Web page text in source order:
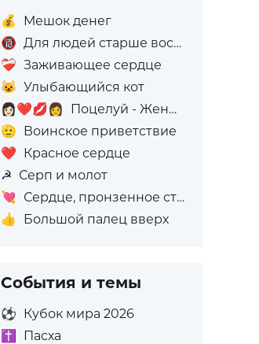
💰
Мешок денег
🔞 Для людей старше восемнадцати лет
❤️‍🩹 Заживающее сердце
😺 Улыбающийся кот
👩🏻‍❤️‍💋‍👩
Поцелуй - Женщина: Светлый тон кожи, Женщина: Без тона кожи
🫡 Воинское приветствие
❤️ Красное сердце
☭ Серп и молот
💘 Сердце, пронзенное стрелой
👍
Большой палец вверх
События и темы
⚽ Кубок мира 2026
✝️
Пасха